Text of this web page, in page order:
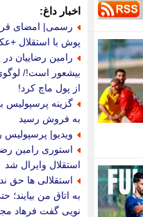
اخبار داغ:
رسمی| امضای
پوش با استقلال
رامین رضاییان
بیشعور است!/
از پول ماچ کرد!
به فروش رسید
ویدیو|
استوری رامین
استقلال وایرال شد
استقلالی ها حق
به اتاق من بیایند؛
نویی گفت فرهاد